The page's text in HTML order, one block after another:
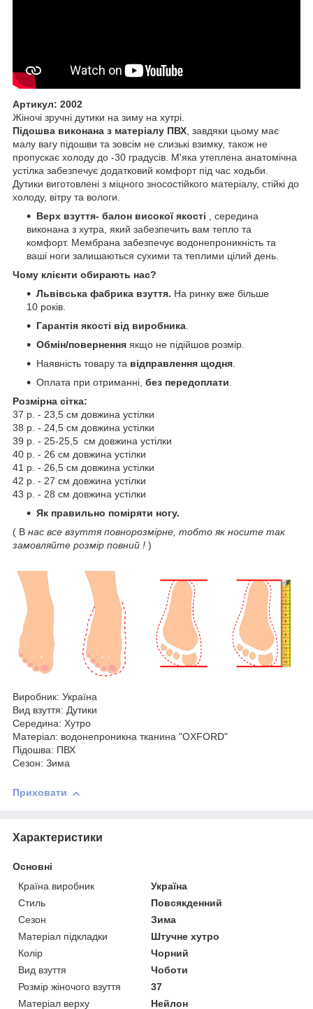
Артикул: 2002
Жіночі зручні дутики на зиму на хутрі.
Підошва виконана з матеріалу ПВХ , завдяки цьому має
малу вагу підошви та зовсім не слизькі взимку, також не
пропускає холоду до -30 градусів. М'яка утеплена анатомічна
устілка забезпечує додатковий комфорт під час ходьби.
Дутики виготовлені з міцного зносостійкого матеріалу, стійкі до
холоду, вітру та вологи.
Верх взуття- балон високої якості , середина
виконана з хутра, який забезпечить вам тепло та
комфорт. Мембрана забезпечує водонепроникність та
ваші ноги залишаються сухими та теплими цілий день.
Чому клієнти обирають нас?
Львівська фабрика взуття. На ринку вже більше
10 років.
Гарантія якості від виробника
Обмін/повернення якщо не підійшов розмір.
Наявність товару та відправлення щодня
Оплата при отриманні, без передоплати
Розмірна сітка:
37 р. - 23,5 см довжина устілки
38 р. - 24,5 см довжина устілки
39 р. - 25-25,5 см довжина устілки
40 р. - 26 см довжина устілки
41 р. - 26,5 см довжина устілки
42 р. - 27 см довжина устілки
43 р. - 28 см довжина устілки
Як правильно поміряти ногу.
( В нас все взуття повнорозмірне, тобто як носите так
замовляйте розмір повний ! )
Виробник: Україна
Вид взуття: Дутики
Середина: Хутро
Матеріал: водонепроникна тканина "OXFORD"
Підошва: ПВХ
Сезон: Зима
Приховати
Характеристики
Основні
Країна виробник
Україна
Стиль
Повсякденний
Сезон
Зима
Матеріал підкладки
Штучне хутро
Колір
Чорний
Вид взуття
Чоботи
Розмір жіночого взуття
37
Матеріал верху
Нейлон